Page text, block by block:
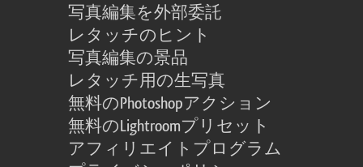
写真編集を外部委託
レタッチのヒント
写真編集の景品
レタッチ用の生写真
無料のPhotoshopアクション
無料のLightroomプリセット
アフィリエイトプログラム